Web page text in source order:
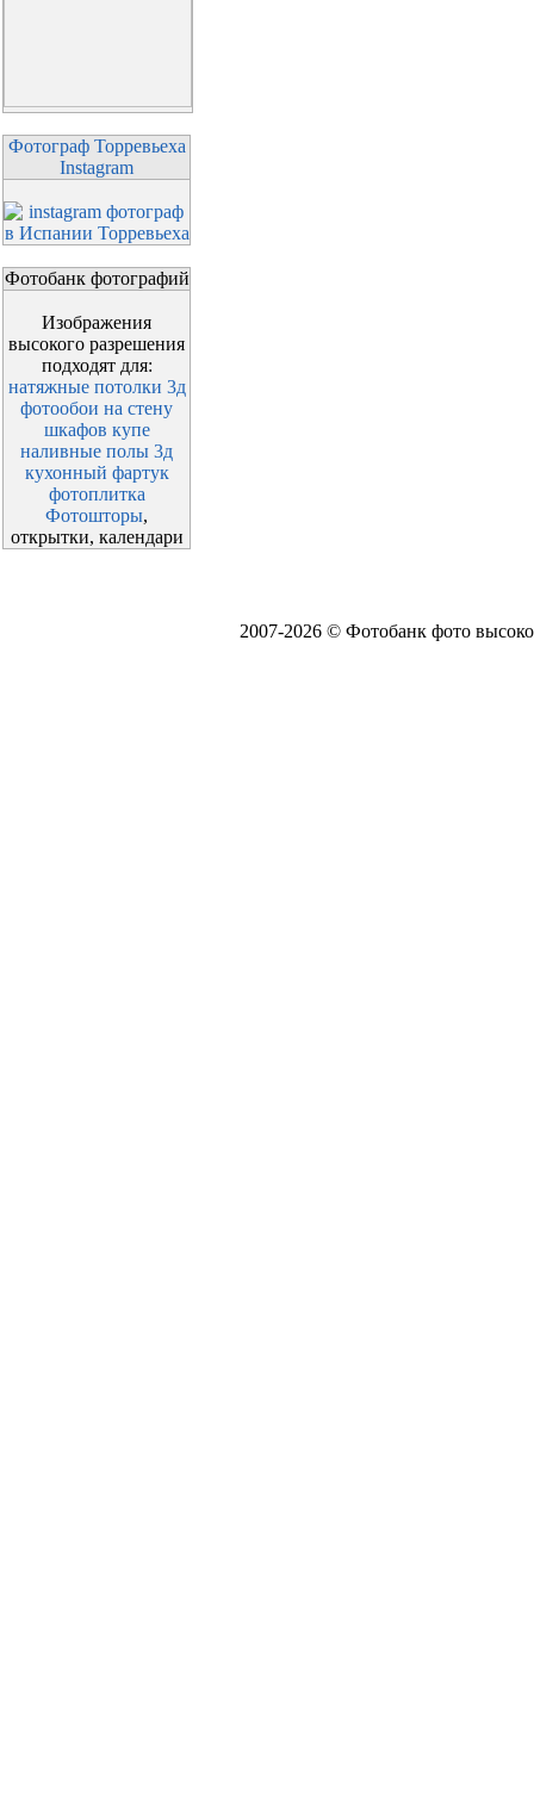
Фотограф Торревьеха
Instagram
Фотобанк фотографий
Изображения
высокого разрешения
подходят для:
натяжные потолки 3д
фотообои на стену
шкафов купе
наливные полы 3д
кухонный фартук
фотоплитка
Фотошторы,
открытки, календари
2007-2026 © Фотобанк фото